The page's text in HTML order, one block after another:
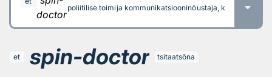
doctor
poliitilise toimija kommunikatsiooninõustaja, kes töötab
et spin-doctor tsitaatsõna